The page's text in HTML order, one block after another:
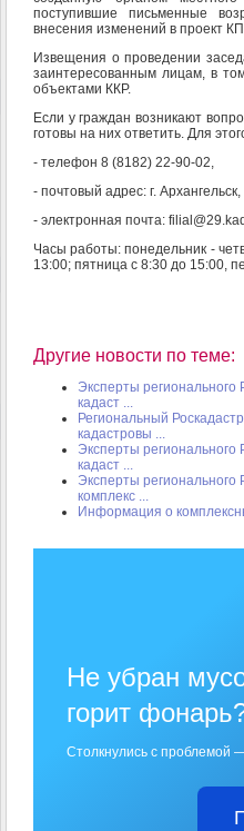
поступившие письменные
внесения изменений в проект
Извещения о проведении
заинтересованным лицам, в
объектами ККР.
Если у граждан возникают
готовы на них ответить. Для
- телефон 8 (8182) 22-90-02,
- почтовый адрес: г.
- электронная почта:
Часы работы: понедельник -
13:00; пятница с 8:30 до 15:00,
Другие новости по теме:
Эксперты
кадаст ...
Региональный
кадастровы ...
Эксперты регионального
кадаст ...
Эксперты регионального
комплекс ...
Информация о
Не убран
горит
Столкнулись с проблемой